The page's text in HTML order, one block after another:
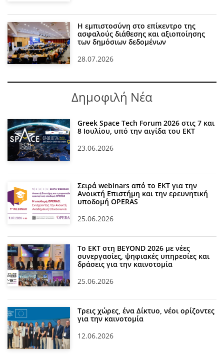
Η εμπιστοσύνη στο επίκεντρο της
ασφαλούς διάθεσης και αξιοποίησης
των δημόσιων δεδομένων
28.07.2026
Δημοφιλή Νέα
Greek Space Tech Forum 2026 στις 7 και
8 Ιουλίου, υπό την αιγίδα του ΕΚΤ
23.06.2026
Σειρά webinars από το ΕΚΤ για την
Ανοικτή Επιστήμη και την ερευνητική
υποδομή OPERAS
25.06.2026
Το ΕΚΤ στη BEYOND 2026 με νέες
συνεργασίες, ψηφιακές υπηρεσίες και
δράσεις για την καινοτομία
25.06.2026
Τρεις χώρες, ένα Δίκτυο, νέοι ορίζοντες
για την καινοτομία
12.06.2026